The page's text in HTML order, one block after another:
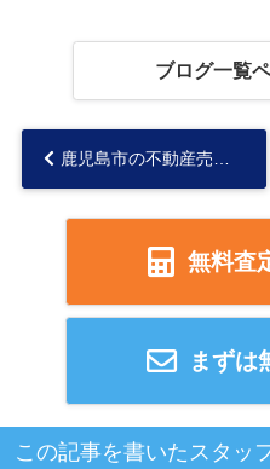
ブログ一覧
無料査
まずは
この記事を書いたスタッ